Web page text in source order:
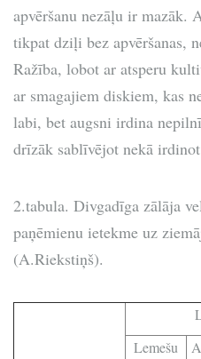
apvēršanu nezāļu ir mazāk.
tikpat dziļi bez apvēršanas,
Ražība, lobot ar atsperu
ar smagajiem diskiem, kas
labi, bet augsni irdina
drīzāk sablīvējot nekā
2.tabula. Divgadīga zālāja
paņēmienu ietekme uz
(A.Riekstiņš).
Lemešu